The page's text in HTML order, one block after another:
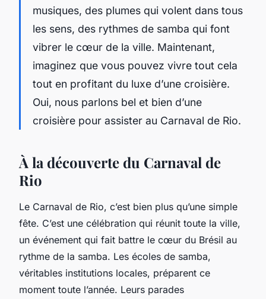
musiques, des plumes qui volent dans tous
les sens, des rythmes de samba qui font
vibrer le cœur de la ville. Maintenant,
imaginez que vous pouvez vivre tout cela
tout en profitant du luxe d’une croisière.
Oui, nous parlons bel et bien d’une
croisière pour assister au Carnaval de Rio.
À la découverte du Carnaval de
Rio
Le Carnaval de Rio, c’est bien plus qu’une simple
fête. C’est une célébration qui réunit toute la ville,
un événement qui fait battre le cœur du Brésil au
rythme de la samba. Les écoles de samba,
véritables institutions locales, préparent ce
moment toute l’année. Leurs parades